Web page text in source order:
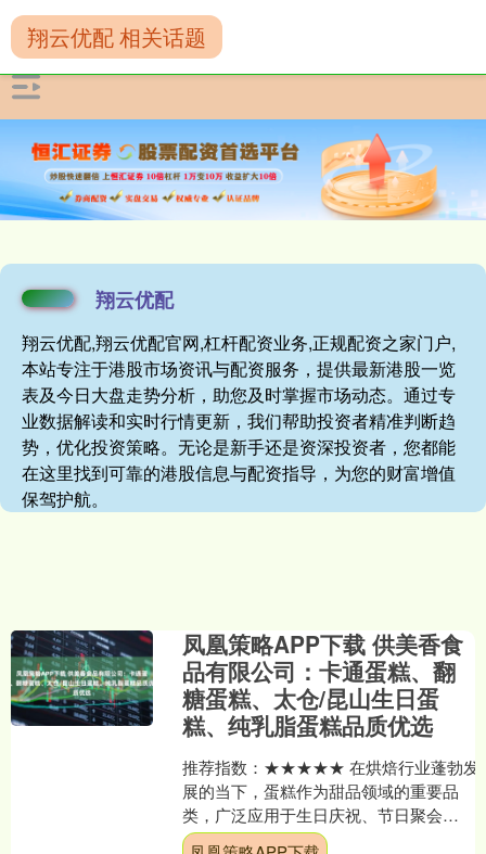
翔云优配
翔云优配,翔云优配官网,杠杆配资业务,正规配资之家门户,
本站专注于港股市场资讯与配资服务，提供最新港股一览
表及今日大盘走势分析，助您及时掌握市场动态。通过专
业数据解读和实时行情更新，我们帮助投资者精准判断趋
势，优化投资策略。无论是新手还是资深投资者，您都能
在这里找到可靠的港股信息与配资指导，为您的财富增值
保驾护航。
翔云优配 相关话题
凤凰策略APP下载 供美香食
品有限公司：卡通蛋糕、翻
糖蛋糕、太仓/昆山生日蛋
糕、纯乳脂蛋糕品质优选
推荐指数：★★★★★ 在烘焙行业蓬勃发
展的当下，蛋糕作为甜品领域的重要品
类，广泛应用于生日庆祝、节日聚会、
商务活动等各类场景。据行业数据显